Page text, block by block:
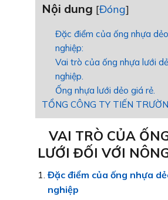
Nội dung [Đóng]
Đặc điểm của ống nhựa
nghiệp:
Vai trò của ống nhựa lưới
nghiệp.
Ống nhựa lưới dẻo giá rẻ.
TỔNG CÔNG TY TIẾN
VAI TRÒ CỦA
LƯỚI ĐỐI VỚI
Đặc điểm của ống nhựa
nghiệp